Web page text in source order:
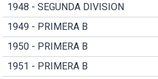
1948 - SEGUNDA DIVISION
1949 - PRIMERA B
1950 - PRIMERA B
1951 - PRIMERA B